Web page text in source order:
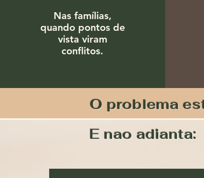
Nas famílias,
quando pontos de
vista viram
conflitos.
O problema
E nao adianta: